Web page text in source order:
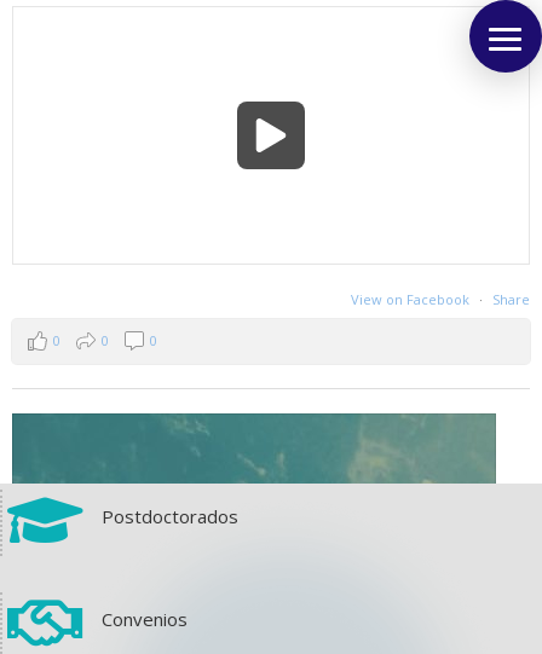
View on Facebook · Share
0 0 0
 Postdoctorados
 Convenios